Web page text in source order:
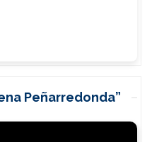
Peñarredonda”